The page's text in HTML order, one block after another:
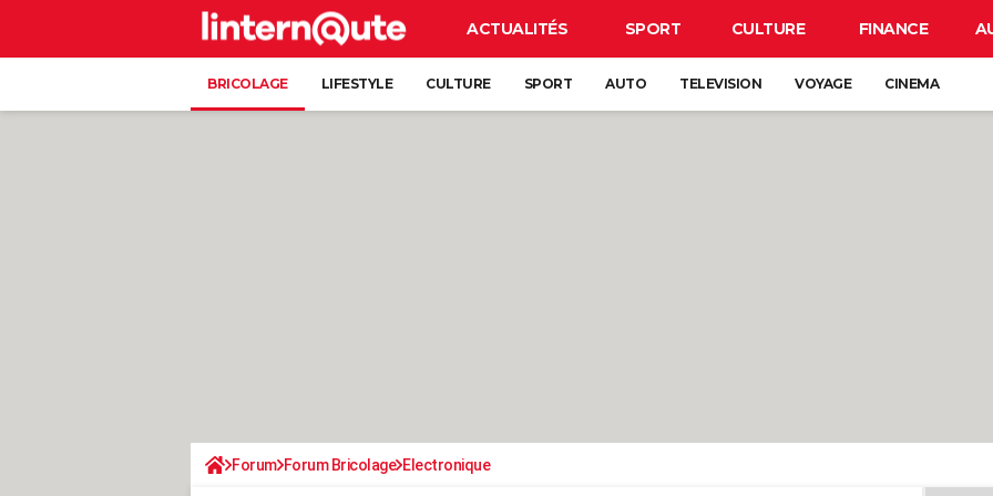
ACTUALITÉS SPORT CULTURE FINANCE
BRICOLAGE LIFESTYLE CULTURE SPORT AUTO TELEVISION VOYAGE CINEMA
Forum Forum Bricolage Electronique